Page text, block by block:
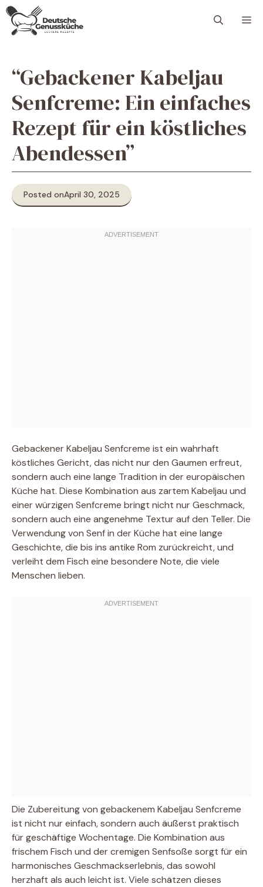
Skip
content
“Gebackener Kabeljau
Senfcreme: Ein einfaches
Rezept für ein köstliches
Abendessen”
Posted onApril 30, 2025
Gebackener Kabeljau Senfcreme ist ein wahrhaft
köstliches Gericht, das nicht nur den Gaumen erfreut,
sondern auch eine lange Tradition in der europäischen
Küche hat. Diese Kombination aus zartem Kabeljau und
einer würzigen Senfcreme bringt nicht nur Geschmack,
sondern auch eine angenehme Textur auf den Teller. Die
Verwendung von Senf in der Küche hat eine lange
Geschichte, die bis ins antike Rom zurückreicht, und
verleiht dem Fisch eine besondere Note, die viele
Menschen lieben.
Die Zubereitung von gebackenem Kabeljau Senfcreme
ist nicht nur einfach, sondern auch äußerst praktisch
für geschäftige Wochentage. Die Kombination aus
frischem Fisch und der cremigen Senfsoße sorgt für ein
harmonisches Geschmackserlebnis, das sowohl
herzhaft als auch leicht ist. Viele schätzen dieses